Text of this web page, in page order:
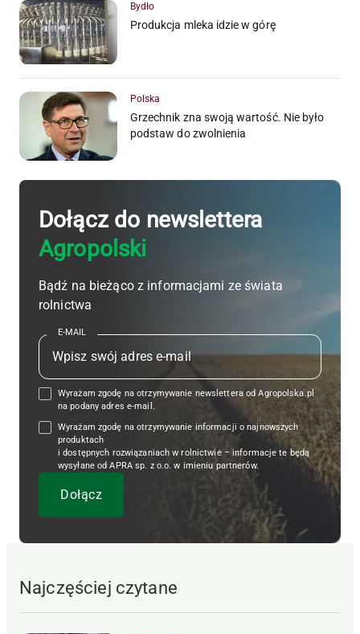
Bydło
Produkcja mleka idzie w górę
Polska
Grzechnik zna swoją wartość. Nie było
podstaw do zwolnienia
Dołącz do newslettera
Agropolski
Bądź na bieżąco z informacjami ze świata
rolnictwa
E-MAIL
Wyrażam zgodę na otrzymywanie newslettera od Agropolska.pl
na podany adres e-mail.
Wyrażam zgodę na otrzymywanie informacji o najnowszych
produktach
i dostępnych rozwiązaniach w rolnictwie – informacje te będą
wysyłane od APRA sp. z o.o. w imieniu partnerów.
Najczęściej czytane